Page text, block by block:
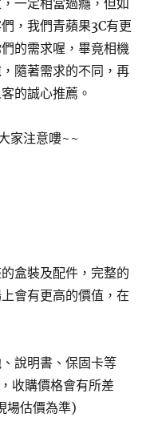
，我們青蘋果3C有更
的需求喔，畢竟相機
隨著需求的不同，再
的誠心推薦。
家注意嘍~~
盒裝及配件，完整的
會有更高的價值，在
說明書、保固卡等
收購價格會有所差
場估價為準)